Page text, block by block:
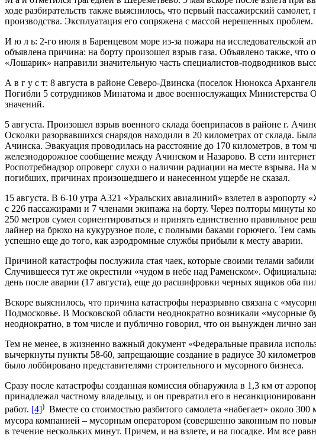
ходе разбирательств также выяснилось, что первый пассажирский
производства. Эксплуатация его сопряжена с массой нерешенных проблем.
И ю л ь: 2-го июля в Баренцевом море из-за пожара на исследовательской
объявлена причина: на борту произошел взрыв газа. Объявлено также,
«Лошарик» направили значительную часть специалистов-подводников
А в г у с т: 8 августа в районе Северо-Двинска (поселок Нюнокса
Погибли 5 сотрудников Минатома и двое военнослужащих Министерства
значений.
5 августа. Произошел взрыв военного склада боеприпасов в районе г.
Осколки разорвавшихся снарядов находили в 20 километрах от склада.
Ачинска. Эвакуация проводилась на расстояние до 170 километров, в том
железнодорожное сообщение между Ачинском и Назарово. В сети
Роспотребнадзор опроверг слухи о наличии радиации на месте взрыва.
погибших, причинах произошедшего и нанесенном ущербе не сказал.
15 августа. В 6-10 утра А321 «Уральских авиалиний» взлетел в аэропорту
с 226 пассажирами и 7 членами экипажа на борту. Через полторы минуты
250 метров сумел сориентироваться и принять единственно правильное
лайнер на брюхо на кукурузное поле, с полными баками горючего. Тем
успешно еще до того, как аэродромные службы прибыли к месту аварии.
Причиной катастрофы послужила стая чаек, которые своими телами
Случившееся тут же окрестили «чудом в небе над Раменском».
день после аварии (17 августа), еще до расшифровки черных ящиков оба
Вскоре выяснилось, что причина катастрофы неразрывно связана с
Подмосковье. В Московской области неоднократно возникали
неоднократно, в том числе и публично говорил, что он вынужден лично
Тем не менее, в жизненно важный документ «Федеральные правила
вычеркнуты пункты 58-60, запрещающие создание в радиусе 30
было лоббировано представителями строительного и мусорного бизнеса.
Сразу после катастрофы созданная комиссия обнаружила в 1,3 км от
принадлежал частному владельцу, и он превратил его в
работ. [4]) Вместе со стоимостью разбитого самолета «набегает» около
мусора компанией – мусорным оператором (совершенно законным по
в течение нескольких минут. Причем, и на взлете, и на посадке. Им все